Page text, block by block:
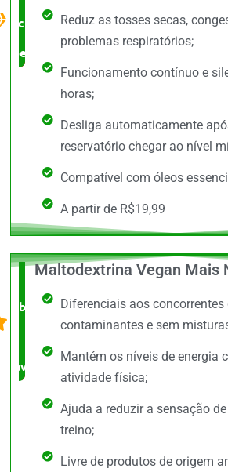
custo x
benefício
Reduz as tosses secas,
problemas respiratórios;
Funcionamento contínuo e
horas;
Desliga automaticamente
reservatório chegar ao nível
Compatível com óleos
A partir de R$19,99
O +
barato,
avaliado!
Maltodextrina Vegan Mais
Diferenciais aos
contaminantes e sem
Mantém os níveis de energia
atividade física;
Ajuda a reduzir a sensação
treino;
Livre de produtos de origem